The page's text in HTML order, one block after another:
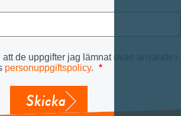
de uppgifter jag lämnat ovan används i
personuppgiftspolicy.
Skicka